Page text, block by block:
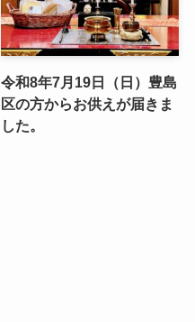
令和8年7月19日（日）豊島
区の方からお供えが届きま
した。